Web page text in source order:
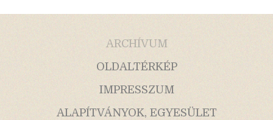
ARCHÍVUM
OLDALTÉRKÉP
IMPRESSZUM
ALAPÍTVÁNYOK, EGYESÜLET